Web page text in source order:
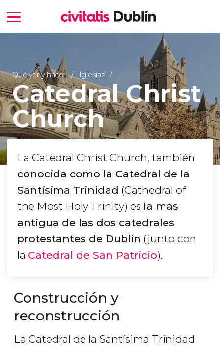
Qué ver y hacer Iglesias
Catedral Christ
Church
La Catedral Christ Church, también
conocida como la Catedral de la
Santísima Trinidad (Cathedral of
the Most Holy Trinity) es la más
antigua de las dos catedrales
protestantes de Dublín (junto con
la Catedral de San Patricio).
Construcción y
reconstrucción
La Catedral de la Santísima Trinidad